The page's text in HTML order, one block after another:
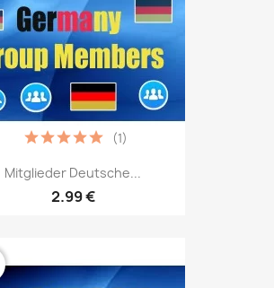
Mitglieder Deutsche...
2.99 €
(1)